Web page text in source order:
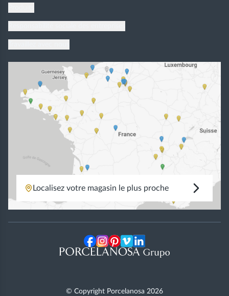
Localisez votre magasin le plus proche
© Copyright Porcelanosa 2026